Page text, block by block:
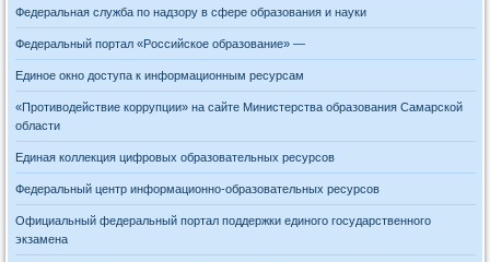
Федеральная служба по надзору в сфере образования и науки
Федеральный портал «Российское образование» —
Единое окно доступа к информационным ресурсам
«Противодействие коррупции» на сайте Министерства образования Самарской
области
Единая коллекция цифровых образовательных ресурсов
Федеральный центр информационно-образовательных ресурсов
Официальный федеральный портал поддержки единого государственного
экзамена